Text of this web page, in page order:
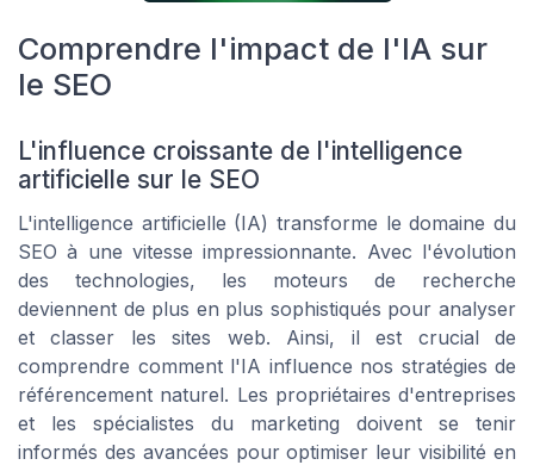
Comprendre l'impact de l'IA sur
le SEO
L'influence croissante de l'intelligence
artificielle sur le SEO
L'intelligence artificielle (IA) transforme le domaine du
SEO à une vitesse impressionnante. Avec l'évolution
des technologies, les moteurs de recherche
deviennent de plus en plus sophistiqués pour analyser
et classer les sites web. Ainsi, il est crucial de
comprendre comment l'IA influence nos stratégies de
référencement naturel. Les propriétaires d'entreprises
et les spécialistes du marketing doivent se tenir
informés des avancées pour optimiser leur visibilité en